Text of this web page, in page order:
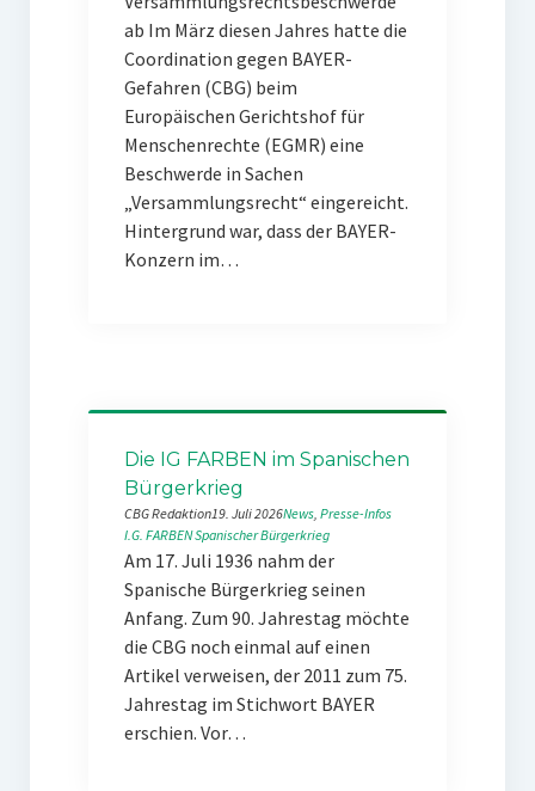
ab Im März diesen Jahres hatte die
Coordination gegen BAYER-
Gefahren (CBG) beim
Europäischen Gerichtshof für
Menschenrechte (EGMR) eine
Beschwerde in Sachen
„Versammlungsrecht“ eingereicht.
Hintergrund war, dass der BAYER-
Konzern im…
Die IG FARBEN im Spanischen
Bürgerkrieg
CBG Redaktion19. Juli 2026News, Presse-Infos
I.G. FARBENSpanischer Bürgerkrieg
Am 17. Juli 1936 nahm der
Spanische Bürgerkrieg seinen
Anfang. Zum 90. Jahrestag möchte
die CBG noch einmal auf einen
Artikel verweisen, der 2011 zum 75.
Jahrestag im Stichwort BAYER
erschien. Vor…